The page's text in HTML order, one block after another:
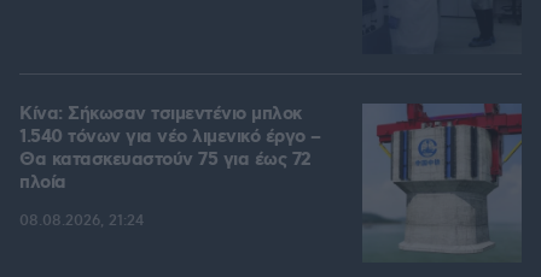
Κίνα: Σήκωσαν τσιμεντένιο μπλοκ
1.540 τόνων για νέο λιμενικό έργο –
Θα κατασκευαστούν 75 για έως 72
πλοία
08.08.2026, 21:24